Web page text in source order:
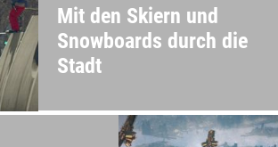
Mit den Skiern und
Snowboards durch die
Stadt